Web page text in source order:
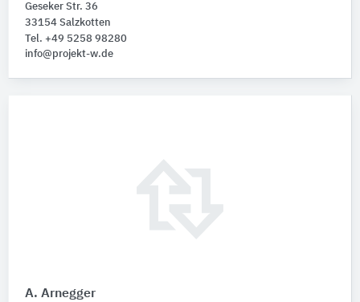
Geseker Str. 36
33154 Salzkotten
Tel. +49 5258 98280
info@projekt-w.de
A. Arnegger